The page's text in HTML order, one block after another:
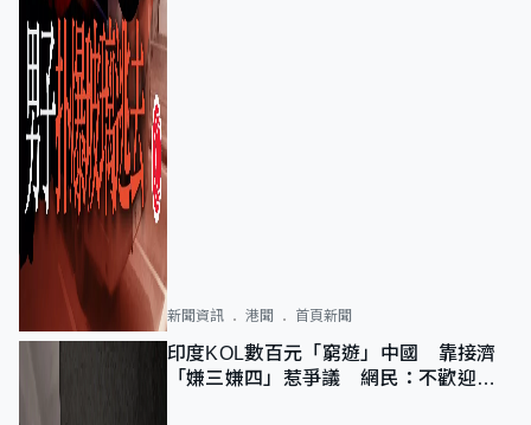
新聞資訊 港聞 首頁新聞
印度KOL數百元「窮遊」中國 靠接濟
「嫌三嫌四」惹爭議 網民：不歡迎劣